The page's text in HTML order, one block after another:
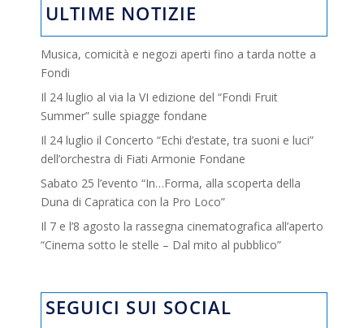
ULTIME NOTIZIE
Musica, comicità e negozi aperti fino a tarda notte a
Fondi
Il 24 luglio al via la VI edizione del “Fondi Fruit
Summer” sulle spiagge fondane
Il 24 luglio il Concerto “Echi d’estate, tra suoni e luci”
dell’orchestra di Fiati Armonie Fondane
Sabato 25 l’evento “In…Forma, alla scoperta della
Duna di Capratica con la Pro Loco”
Il 7 e l’8 agosto la rassegna cinematografica all’aperto
“Cinema sotto le stelle – Dal mito al pubblico”
SEGUICI SUI SOCIAL